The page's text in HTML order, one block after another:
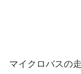
マイクロバスの